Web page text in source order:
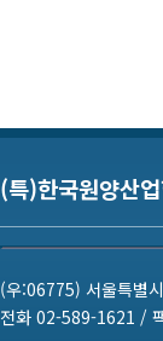
(특)한국원양산
(우:06775) 서울특별
전화 02-589-1621 /